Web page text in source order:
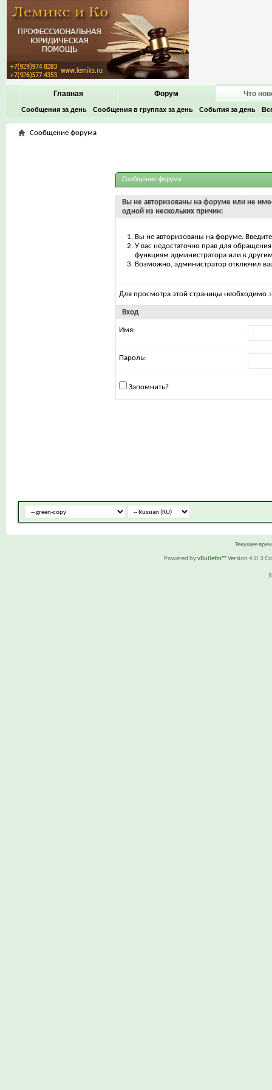
Главная Форум Что
Сообщения за день Сообщения в группах за день События за день
Сообщение форума
Сообщение форума
Вы не авторизованы на форуме или не
одной из нескольких причин:
Вы не авторизованы на форуме.
У вас недостаточно прав для
функциям администратора или к
Возможно, администратор отключил
Для просмотра этой страницы необходимо
Вход
Имя:
Пароль:
Запомнить?
Текущее
Powered byvBulletin™ Version 4.0.3